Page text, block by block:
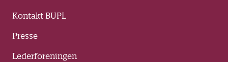
Kontakt BUPL
Presse
Lederforeningen